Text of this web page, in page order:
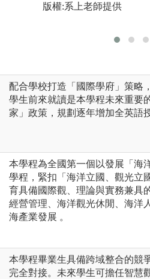
版權:學生提供
版權:系上老師提供
配合學校打造「國際學府」策略
學生前來就讀是本學程未來重要
家」政策，規劃逐年增加全英語
本學程為全國第一個以發展「海
學程，緊扣「海洋立國、觀光立
育具備國際觀、理論與實務兼具
經營管理、海洋觀光休閒、海洋
海產業發展 。
本學程畢業生具備跨域整合的競
完全對接。未來學生可擔任智慧